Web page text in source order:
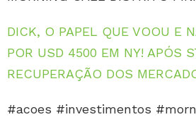
DICK, O PAPEL QUE VOOU E
POR USD 4500 EM NY! APÓS
RECUPERAÇÃO DOS
#acoes #investimentos